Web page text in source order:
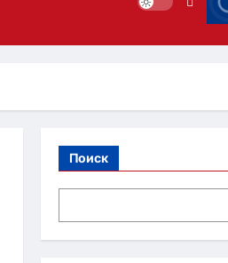
Поиск